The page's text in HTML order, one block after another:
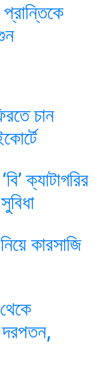
চান
ক্যাটাগরির
কারসাজি
দরপতন,